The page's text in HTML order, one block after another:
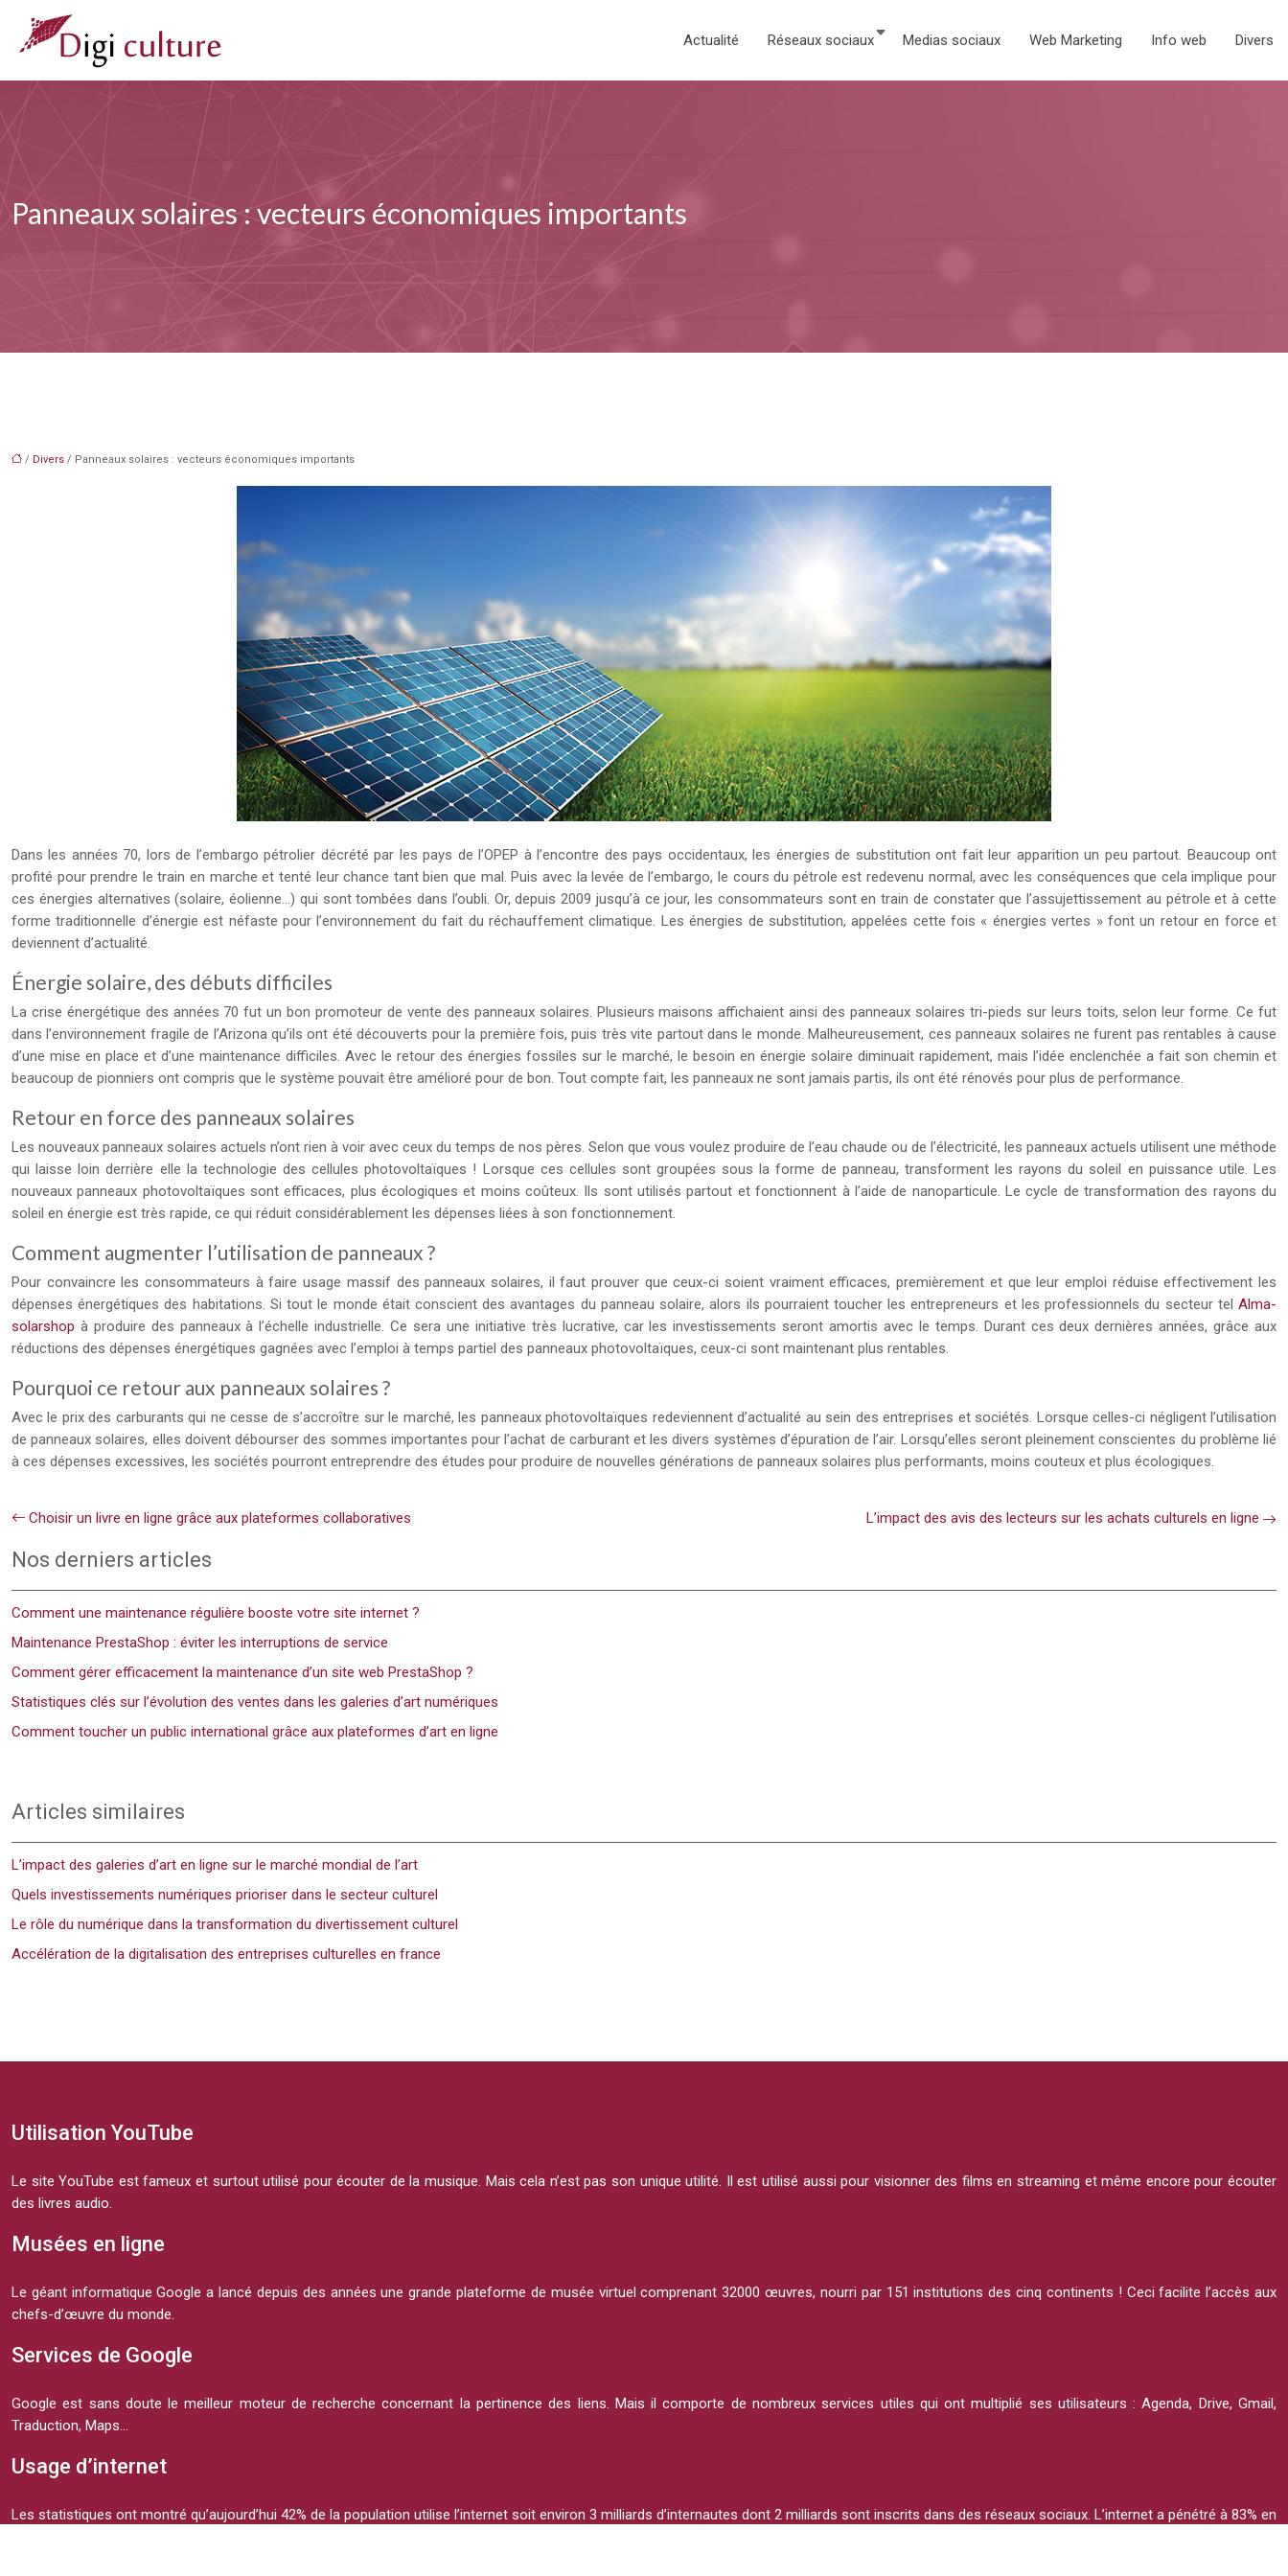
Actualité Réseaux sociaux Medias sociaux Web Marketing Info web Divers
Panneaux solaires : vecteurs économiques importants
/ Divers / Panneaux solaires : vecteurs économiques importants
Dans les années 70, lors de l’embargo pétrolier décrété par les pays de l’OPEP à l’encontre des pays occidentaux, les énergies de substitution ont fait leur apparition un peu partout. Beaucoup ont
profité pour prendre le train en marche et tenté leur chance tant bien que mal. Puis avec la levée de l’embargo, le cours du pétrole est redevenu normal, avec les conséquences que cela implique pour
ces énergies alternatives (solaire, éolienne…) qui sont tombées dans l’oubli. Or, depuis 2009 jusqu’à ce jour, les consommateurs sont en train de constater que l’assujettissement au pétrole et à cette
forme traditionnelle d’énergie est néfaste pour l’environnement du fait du réchauffement climatique. Les énergies de substitution, appelées cette fois « énergies vertes » font un retour en force et
deviennent d’actualité.
Énergie solaire, des débuts difficiles
La crise énergétique des années 70 fut un bon promoteur de vente des panneaux solaires. Plusieurs maisons affichaient ainsi des panneaux solaires tri-pieds sur leurs toits, selon leur forme. Ce fut
dans l’environnement fragile de l’Arizona qu’ils ont été découverts pour la première fois, puis très vite partout dans le monde. Malheureusement, ces panneaux solaires ne furent pas rentables à cause
d’une mise en place et d’une maintenance difficiles. Avec le retour des énergies fossiles sur le marché, le besoin en énergie solaire diminuait rapidement, mais l’idée enclenchée a fait son chemin et
beaucoup de pionniers ont compris que le système pouvait être amélioré pour de bon. Tout compte fait, les panneaux ne sont jamais partis, ils ont été rénovés pour plus de performance.
Retour en force des panneaux solaires
Les nouveaux panneaux solaires actuels n’ont rien à voir avec ceux du temps de nos pères. Selon que vous voulez produire de l’eau chaude ou de l’électricité, les panneaux actuels utilisent une méthode
qui laisse loin derrière elle la technologie des cellules photovoltaïques ! Lorsque ces cellules sont groupées sous la forme de panneau, transforment les rayons du soleil en puissance utile. Les
nouveaux panneaux photovoltaïques sont efficaces, plus écologiques et moins coûteux. Ils sont utilisés partout et fonctionnent à l’aide de nanoparticule. Le cycle de transformation des rayons du
soleil en énergie est très rapide, ce qui réduit considérablement les dépenses liées à son fonctionnement.
Comment augmenter l’utilisation de panneaux ?
Pour convaincre les consommateurs à faire usage massif des panneaux solaires, il faut prouver que ceux-ci soient vraiment efficaces, premièrement et que leur emploi réduise effectivement les
dépenses énergétiques des habitations. Si tout le monde était conscient des avantages du panneau solaire, alors ils pourraient toucher les entrepreneurs et les professionnels du secteur tel Alma-
solarshop à produire des panneaux à l’échelle industrielle. Ce sera une initiative très lucrative, car les investissements seront amortis avec le temps. Durant ces deux dernières années, grâce aux
réductions des dépenses énergétiques gagnées avec l’emploi à temps partiel des panneaux photovoltaïques, ceux-ci sont maintenant plus rentables.
Pourquoi ce retour aux panneaux solaires ?
Avec le prix des carburants qui ne cesse de s’accroître sur le marché, les panneaux photovoltaïques redeviennent d’actualité au sein des entreprises et sociétés. Lorsque celles-ci négligent l’utilisation
de panneaux solaires, elles doivent débourser des sommes importantes pour l’achat de carburant et les divers systèmes d’épuration de l’air. Lorsqu’elles seront pleinement conscientes du problème lié
à ces dépenses excessives, les sociétés pourront entreprendre des études pour produire de nouvelles générations de panneaux solaires plus performants, moins couteux et plus écologiques.
Choisir un livre en ligne grâce aux plateformes collaboratives L’impact des avis des lecteurs sur les achats culturels en ligne
Nos derniers articles
Comment une maintenance régulière booste votre site internet ?
Maintenance PrestaShop : éviter les interruptions de service
Comment gérer efficacement la maintenance d’un site web PrestaShop ?
Statistiques clés sur l’évolution des ventes dans les galeries d’art numériques
Comment toucher un public international grâce aux plateformes d’art en ligne
Articles similaires
L’impact des galeries d’art en ligne sur le marché mondial de l’art
Quels investissements numériques prioriser dans le secteur culturel
Le rôle du numérique dans la transformation du divertissement culturel
Accélération de la digitalisation des entreprises culturelles en france
Utilisation YouTube
Le site YouTube est fameux et surtout utilisé pour écouter de la musique. Mais cela n’est pas son unique utilité. Il est utilisé aussi pour visionner des films en streaming et même encore pour écouter
des livres audio.
Musées en ligne
Le géant informatique Google a lancé depuis des années une grande plateforme de musée virtuel comprenant 32000 œuvres, nourri par 151 institutions des cinq continents ! Ceci facilite l’accès aux
chefs-d’œuvre du monde.
Services de Google
Google est sans doute le meilleur moteur de recherche concernant la pertinence des liens. Mais il comporte de nombreux services utiles qui ont multiplié ses utilisateurs : Agenda, Drive, Gmail,
Traduction, Maps…
Usage d’internet
Les statistiques ont montré qu’aujourd’hui 42% de la population utilise l’internet soit environ 3 milliards d’internautes dont 2 milliards sont inscrits dans des réseaux sociaux. L’internet a pénétré à 83% en